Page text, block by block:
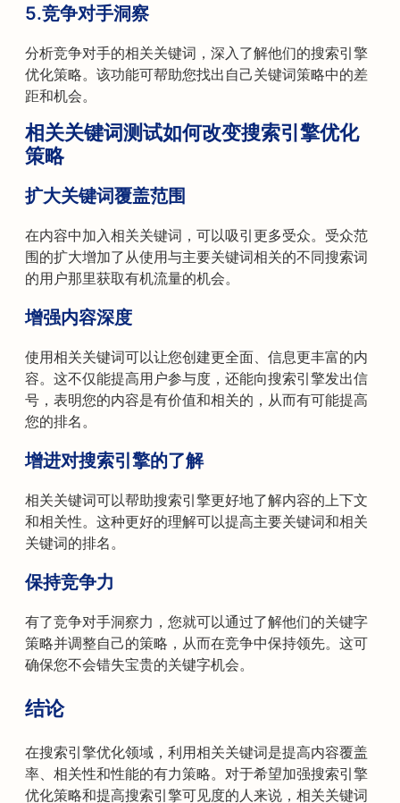
5.竞争对手洞察
分析竞争对手的相关关键词，深入了解他们的搜索引擎
优化策略。该功能可帮助您找出自己关键词策略中的差
距和机会。
相关关键词测试如何改变搜索引擎优化
策略
扩大关键词覆盖范围
在内容中加入相关关键词，可以吸引更多受众。受众范
围的扩大增加了从使用与主要关键词相关的不同搜索词
的用户那里获取有机流量的机会。
增强内容深度
使用相关关键词可以让您创建更全面、信息更丰富的内
容。这不仅能提高用户参与度，还能向搜索引擎发出信
号，表明您的内容是有价值和相关的，从而有可能提高
您的排名。
增进对搜索引擎的了解
相关关键词可以帮助搜索引擎更好地了解内容的上下文
和相关性。这种更好的理解可以提高主要关键词和相关
关键词的排名。
保持竞争力
有了竞争对手洞察力，您就可以通过了解他们的关键字
策略并调整自己的策略，从而在竞争中保持领先。这可
确保您不会错失宝贵的关键字机会。
结论
在搜索引擎优化领域，利用相关关键词是提高内容覆盖
率、相关性和性能的有力策略。对于希望加强搜索引擎
优化策略和提高搜索引擎可见度的人来说，相关关键词